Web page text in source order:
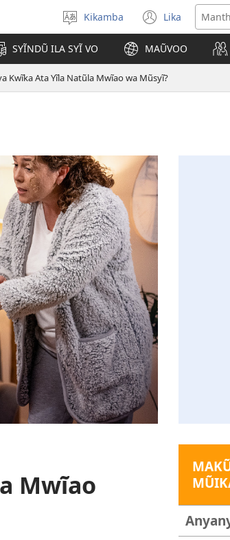
Nyuva
kĩthyomo
Kikamba Lika
(opens
new
window)
SYĨNDŨ ILA SYĨ VO MAŨVOO
Kwĩka Ata Yĩla Natũla Mwĩao wa Mũsyĩ?
Mwĩao